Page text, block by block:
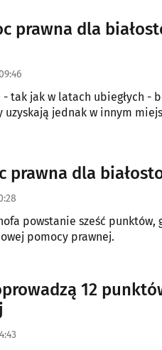
prawna dla
- tak jak w latach ubiegłych -
uzyskają jednak w innym
prawna dla
powstanie sześć punktów,
pomocy prawnej.
12